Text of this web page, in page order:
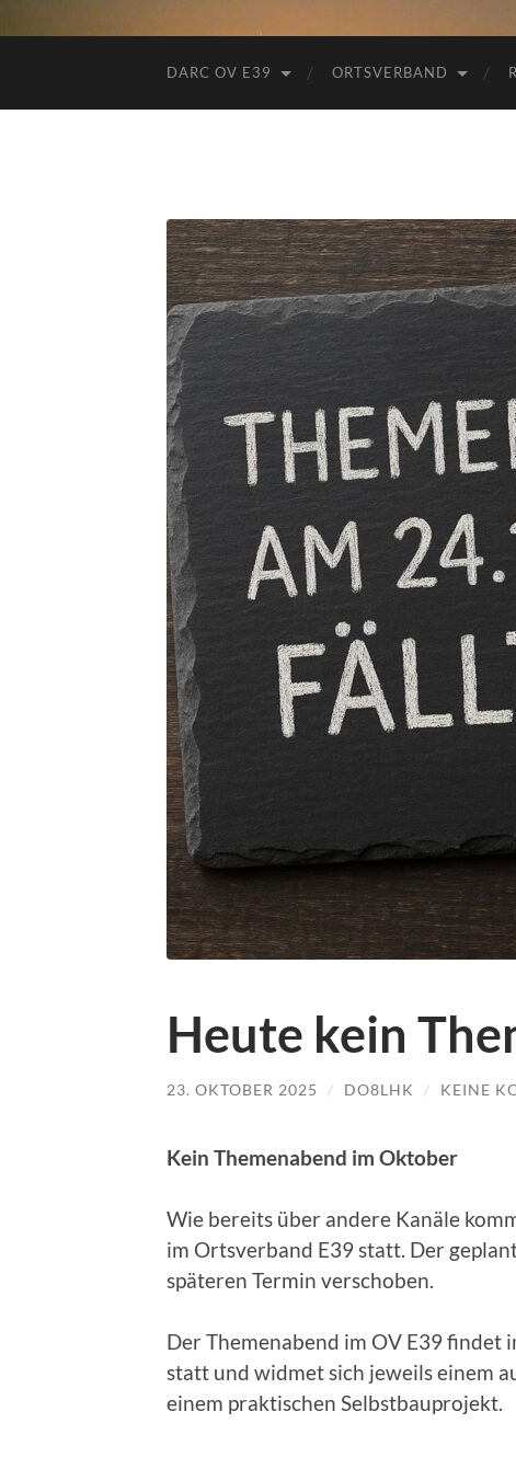
DARC OV E39 ORTSVERBAND
Heute kein
23. OKTOBER 2025 / DO8LHK / KEINE
Kein Themenabend im Oktober
Wie bereits über andere Kanäle
im Ortsverband E39 statt. Der
späteren Termin verschoben.
Der Themenabend im OV E39 findet
statt und widmet sich jeweils einem
einem praktischen Selbstbauprojekt.